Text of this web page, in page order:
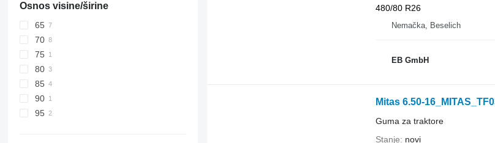
Osnos visine/širine
65
70
75
80
85
90
95
480/80 R26
Nemačka, Beselich
EB GmbH
Mitas 6.50-
Guma za traktore
Stanje
novi